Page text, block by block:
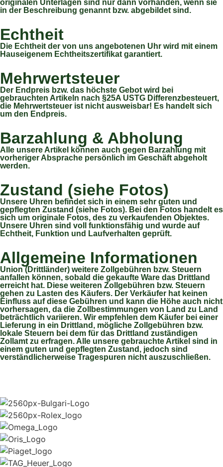
originalen Unterlagen sind nur dann vorhanden, wenn sie
in der Beschreibung genannt bzw. abgebildet sind.
Echtheit
Die Echtheit der von uns angebotenen Uhr wird mit einem
Hauseigenem Echtheitszertifikat garantiert.
Mehrwertsteuer
Der Endpreis bzw. das höchste Gebot wird bei
gebrauchten Artikeln nach §25A USTG Differenzbesteuert,
die Mehrwertsteuer ist nicht ausweisbar! Es handelt sich
um den Endpreis.
Barzahlung & Abholung
Alle unsere Artikel können auch gegen Barzahlung mit
vorheriger Absprache persönlich im Geschäft abgeholt
werden.
Zustand (siehe Fotos)
Unsere Uhren befindet sich in einem sehr guten und
gepflegten Zustand (siehe Fotos). Bei den Fotos handelt es
sich um originale Fotos, des zu verkaufenden Objektes.
Unsere Uhren sind voll funktionsfähig und wurde auf
Echtheit, Funktion und Laufverhalten geprüft.
Allgemeine Informationen
Union (Drittländer) weitere Zollgebühren bzw. Steuern
anfallen können, sobald die gekaufte Ware das Drittland
erreicht hat. Diese weiteren Zollgebühren bzw. Steuern
gehen zu Lasten des Käufers. Der Verkäufer hat keinen
Einfluss auf diese Gebühren und kann die Höhe auch nicht
vorhersagen, da die Zollbestimmungen von Land zu Land
beträchtlich variieren. Wir empfehlen dem Käufer bei einer
Lieferung in ein Drittland, mögliche Zollgebühren bzw.
lokale Steuern bei dem für das Drittland zuständigen
Zollamt zu erfragen. Alle unsere gebrauchte Artikel sind in
einem guten und gepflegten Zustand, jedoch sind
verständlicherweise Tragespuren nicht auszuschließen.